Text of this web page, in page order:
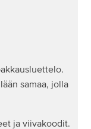
samaa, jolla
ja viivakoodit.